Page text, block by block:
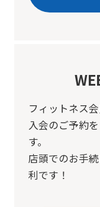
フィットネス
入会のご予約
す。
店頭でのお手
利です！